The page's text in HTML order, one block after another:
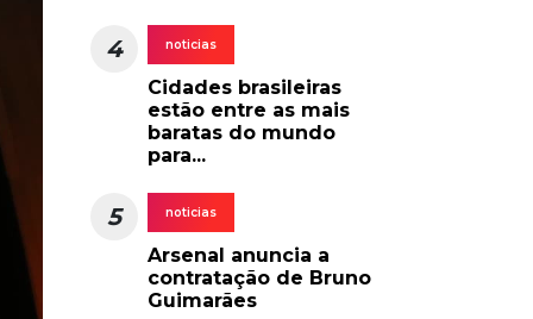
4 noticias
Cidades brasileiras
estão entre as mais
baratas do mundo
para...
5 noticias
Arsenal anuncia a
contratação de Bruno
Guimarães